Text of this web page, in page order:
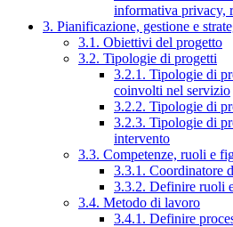
informativa privacy,
3. Pianificazione, gestione e
3.1. Obiettivi del progetto
3.2. Tipologie di progetti
3.2.1. Tipologie di
coinvolti nel servizio
3.2.2. Tipologie di
3.2.3. Tipologie di
intervento
3.3. Competenze, ruoli e
3.3.1. Coordinatore
3.3.2. Definire ruoli
3.4. Metodo di lavoro
3.4.1. Definire